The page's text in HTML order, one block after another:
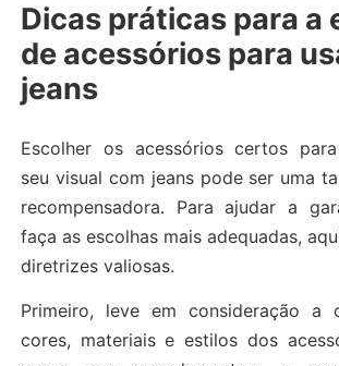
Dicas práticas para a
de acessórios para
jeans
Escolher os acessórios certos
seu visual com jeans pode ser uma
recompensadora. Para ajudar a
faça as escolhas mais adequadas,
diretrizes valiosas.
Primeiro, leve em consideração a
cores, materiais e estilos dos